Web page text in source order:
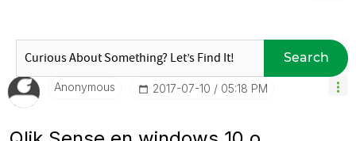
Search
Anonymous ‎2017-07-10 05:18 PM